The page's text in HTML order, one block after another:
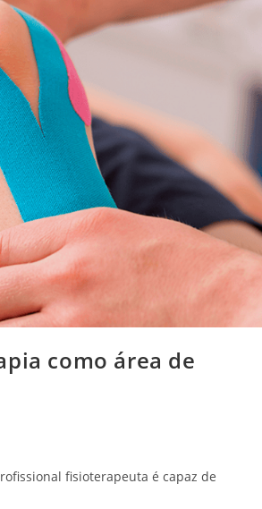
como área de
fisioterapeuta é capaz de